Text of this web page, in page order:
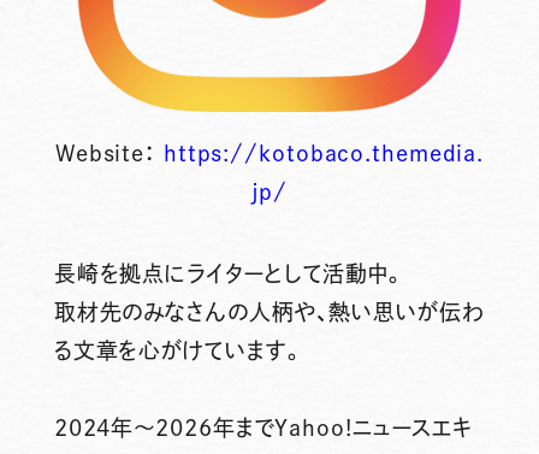
Website：
https://kotobaco.themedia.
jp/
長崎を拠点にライターとして活動中。
取材先のみなさんの人柄や、熱い思いが伝わ
る文章を心がけています。
2024年～2026年までYahoo!ニュースエキ